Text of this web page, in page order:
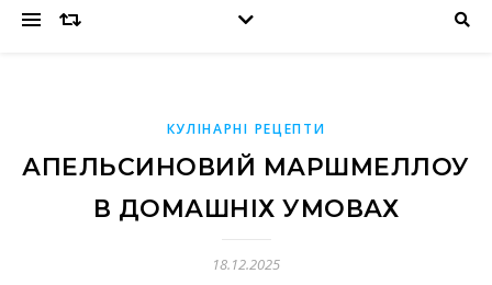
КУЛІНАРНІ РЕЦЕПТИ
АПЕЛЬСИНОВИЙ МАРШМЕЛЛОУ
В ДОМАШНІХ УМОВАХ
18.12.2025